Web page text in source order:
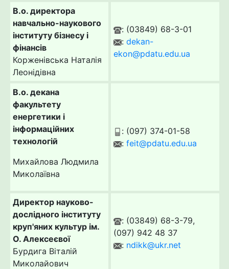
В.о. директора
навчально-наукового
інституту бізнесу і
фінансів
Корженівська Наталія
Леонідівна
: (03849) 68-3-01
: dekan-
ekon@pdatu.edu.ua
В.о. декана
факультету
енергетики і
інформаційних
технологій
Михайлова Людмила
Миколаївна
: (097) 374-01-58
: feit@pdatu.edu.ua
Директор науково-
дослідного інституту
круп'яних культур ім.
О. Алексеєвої
Бурдига Віталій
Миколайович
: (03849) 68-3-79,
(097) 942 48 37
: ndikk@ukr.net